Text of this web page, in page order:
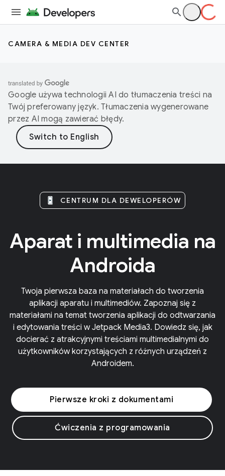
CAMERA & MEDIA DEV CENTER
Google używa technologii AI do tłumaczenia treści na
Twój preferowany język. Tłumaczenia wygenerowane
przez AI mogą zawierać błędy.
CENTRUM DLA DEWELOPERÓW
Aparat i multimedia na
Androida
Twoja pierwsza baza na materiałach do tworzenia
aplikacji aparatu i multimediów. Zapoznaj się z
materiałami na temat tworzenia aplikacji do odtwarzania
i edytowania treści w Jetpack Media3. Dowiedz się, jak
docierać z atrakcyjnymi treściami multimedialnymi do
użytkowników korzystających z różnych urządzeń z
Androidem.
Pierwsze kroki z dokumentami
Ćwiczenia z programowania